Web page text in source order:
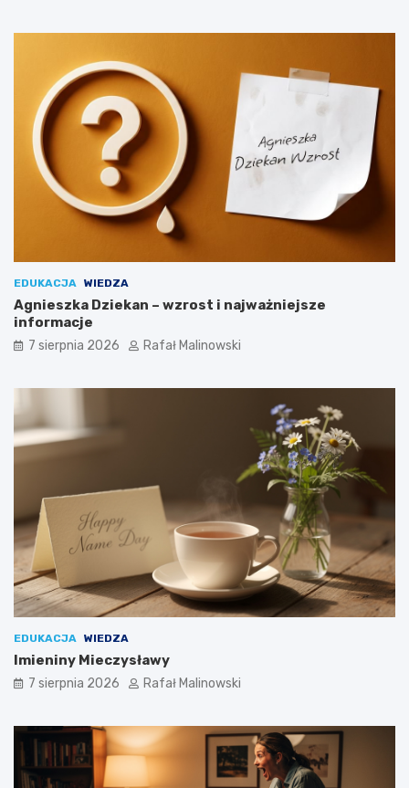
EDUKACJA WIEDZA
Agnieszka Dziekan – wzrost i najważniejsze
informacje
7 sierpnia 2026 Rafał Malinowski
EDUKACJA WIEDZA
Imieniny Mieczysławy
7 sierpnia 2026 Rafał Malinowski